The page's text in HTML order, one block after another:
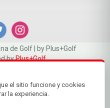
de Golf | by Plus+Golf
byPlus+Golf
el sitio funcione y cookies
la experiencia.